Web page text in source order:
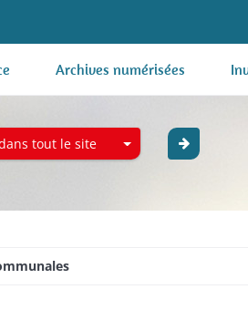
Archives numérisées
tout le site